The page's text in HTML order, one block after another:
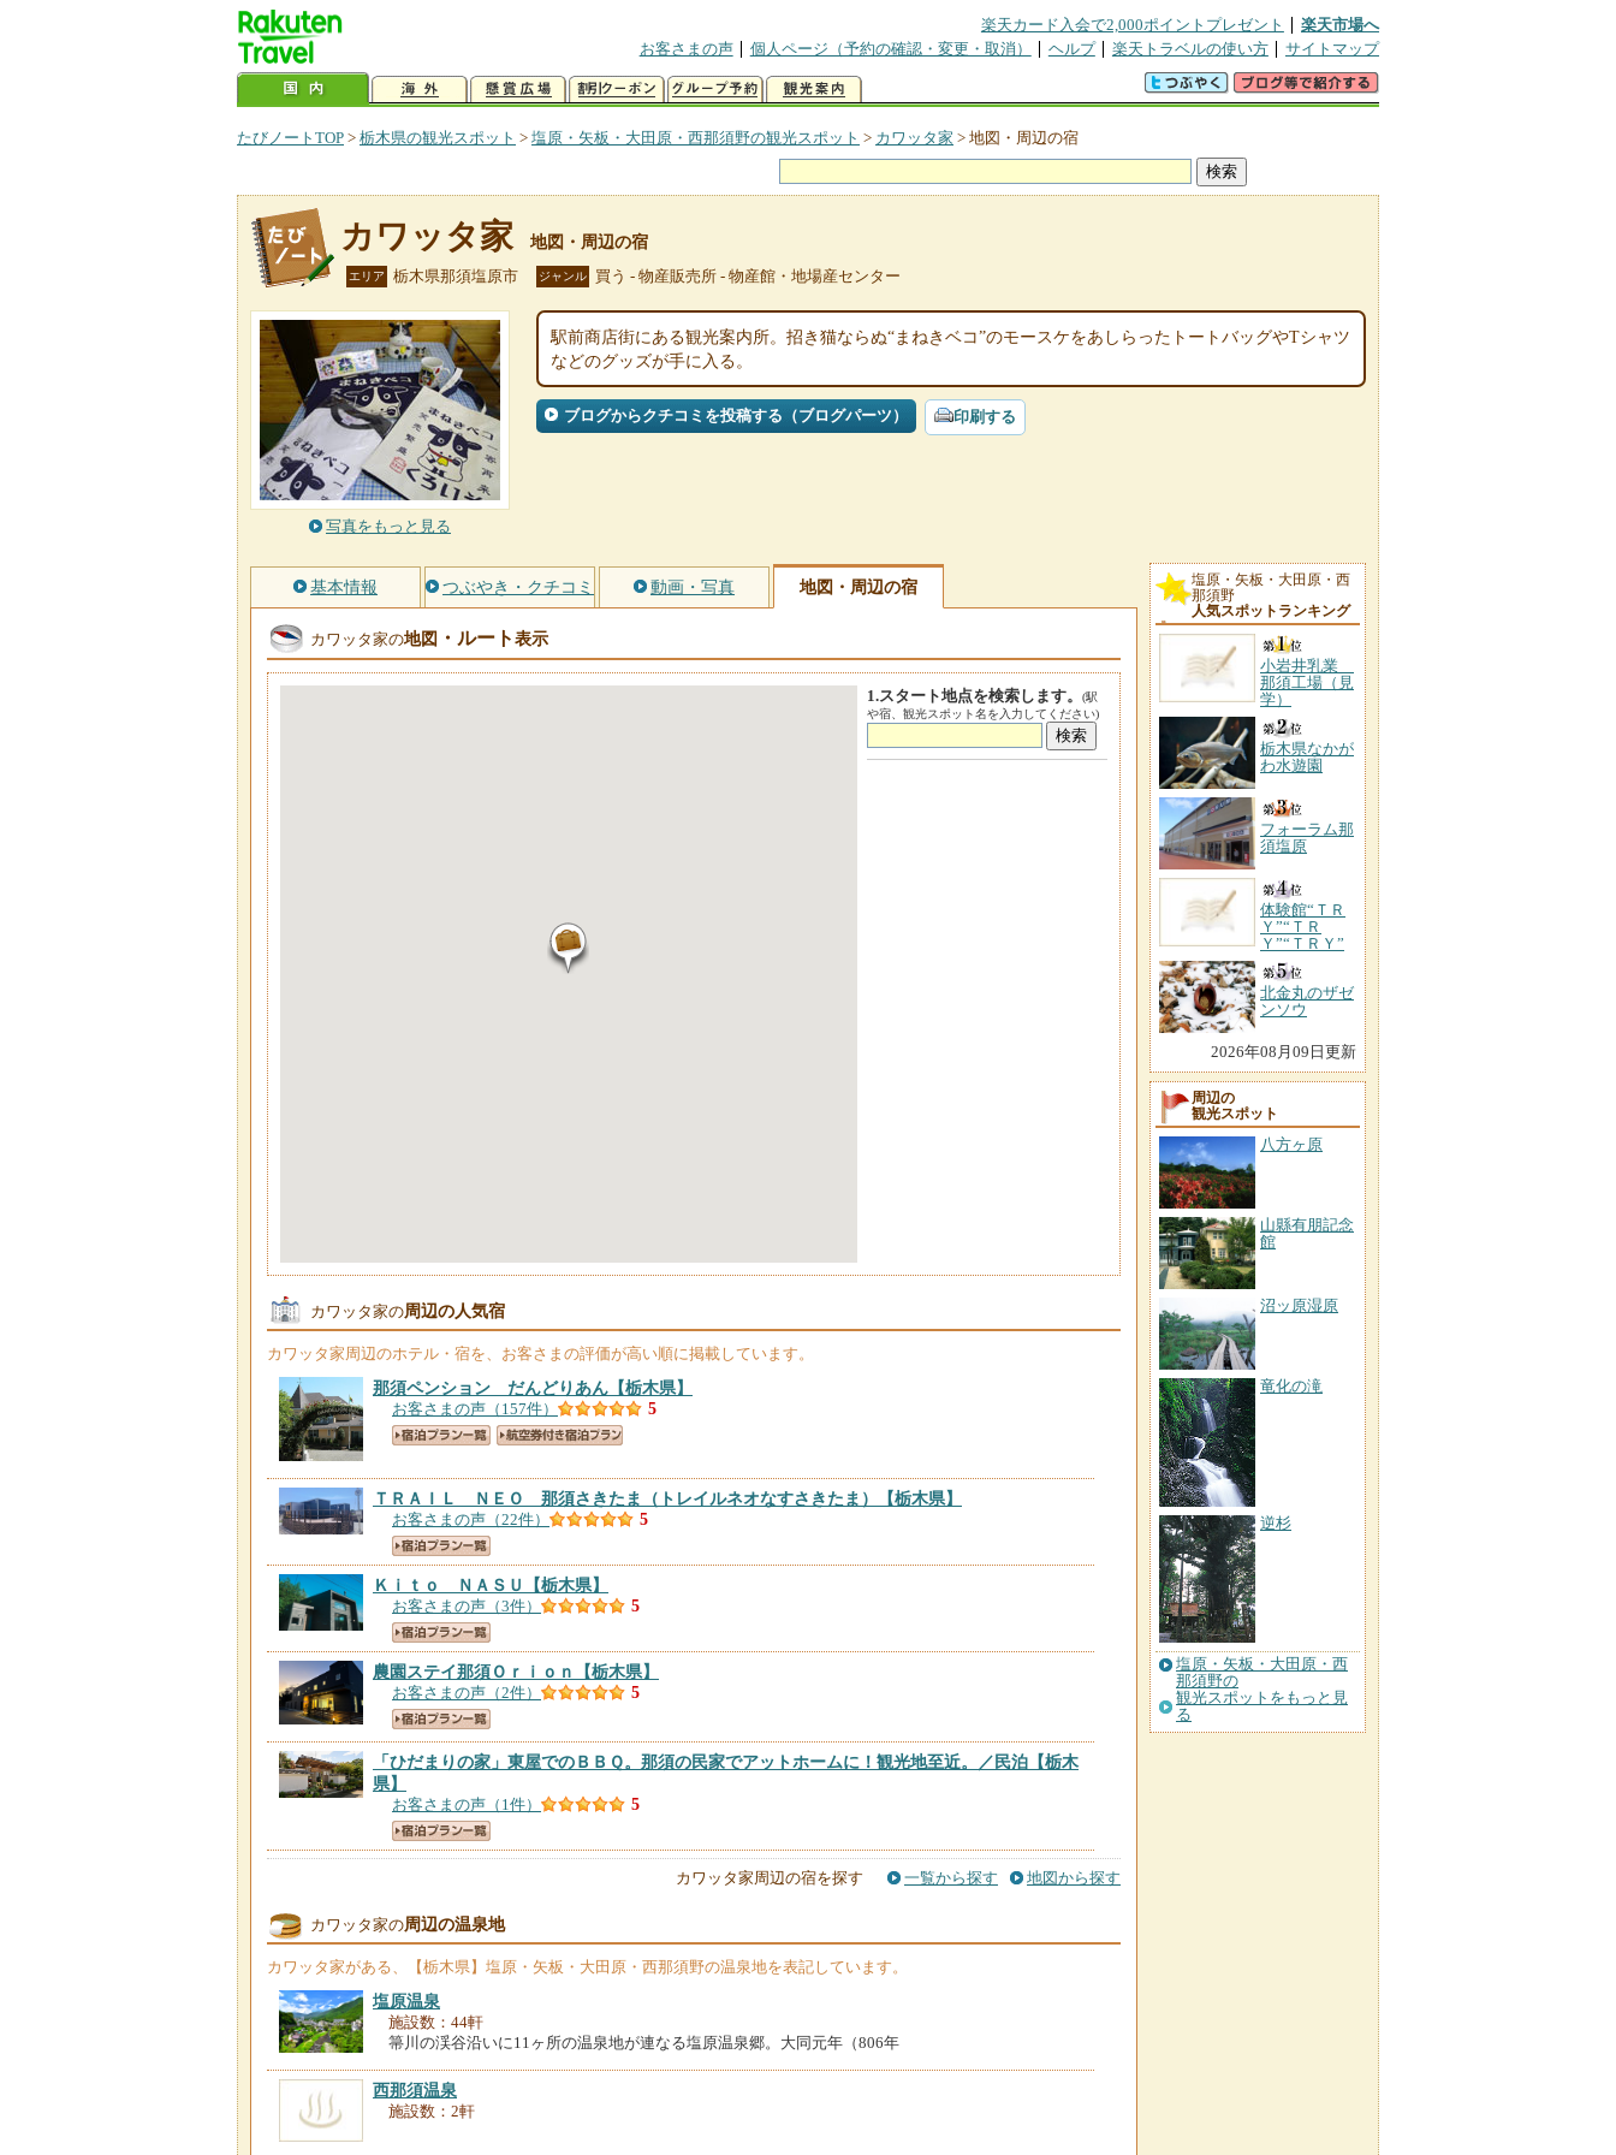
楽天カード入会で2,000ポイントプレゼント
楽天市場へ
お客さまの声
個人ページ（予約の確認・変更・取消） ヘルプ 楽天トラベルの使い方 サイトマップ
たびノートTOP > 栃木県の観光スポット > 塩原・矢板・大田原・西那須野の観光スポット > カワッタ家 > 地図・周辺の宿
カワッタ家 地図・周辺の宿
エリア 栃木県那須塩原市 ジャンル 買う - 物産販売所 - 物産館・地場産センター
写真をもっと見る
駅前商店街にある観光案内所。招き猫ならぬ“まねきベコ”のモースケをあしらったトートバッグやTシャツ
などのグッズが手に入る。
ブログからクチコミを投稿する（ブログパーツ） 印刷する
基本情報 つぶやき・クチコミ 動画・写真 地図・周辺の宿
カワッタ家の地図 ・ルート表示
1.スタート地点を検索します。
(駅
や宿、観光スポット名を入力してください)
カワッタ家の周辺の人気宿
カワッタ家周辺のホテル・宿を、お客さまの評価が高い順に掲載しています。
那須ペンション だんどりあん 【栃木県】
お客さまの声（157件） 5
ＴＲＡＩＬ ＮＥＯ 那須さきたま（トレイルネオなすさきたま） 【栃木県】
お客さまの声（22件） 5
Ｋｉｔｏ ＮＡＳＵ 【栃木県】
お客さまの声（3件） 5
農園ステイ那須Ｏｒｉｏｎ 【栃木県】
お客さまの声（2件） 5
「ひだまりの家」東屋でのＢＢＱ。那須の民家でアットホームに！観光地至近。／民泊 【栃木
県】
お客さまの声（1件） 5
那須グランピング【栃木県】
お客さまの声（61件） 4.8
那須黒磯温泉 かんすい苑 覚楽【栃木県】
カワッタ家周辺の宿を探す 一覧から探す 地図から探す
カワッタ家の周辺の温泉地
カワッタ家がある、【栃木県】塩原・矢板・大田原・西那須野の温泉地を表記しています。
塩原温泉
施設数：44軒
箒川の渓谷沿いに11ヶ所の温泉地が連なる塩原温泉郷。大同元年（806年
西那須温泉
施設数：2軒
塩原・矢板・大田原・西
那須野
人気スポットランキング
小岩井乳業
那須工場（見
学）
栃木県なかが
わ水遊園
フォーラム那
須塩原
体験館“ＴＲ
Ｙ”“ＴＲ
Ｙ”“ＴＲＹ”
北金丸のザゼ
ンソウ
2026年08月09日更新
周辺の
観光スポット
八方ヶ原
山縣有朋記念
館
沼ッ原湿原
竜化の滝
逆杉
塩原・矢板・大田原・西
那須野の
観光スポットをもっと見
る